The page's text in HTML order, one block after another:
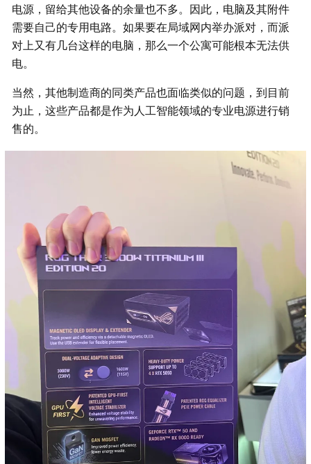
电源，留给其他设备的余量也不多。因此，电脑及其附件
需要自己的专用电路。如果要在局域网内举办派对，而派
对上又有几台这样的电脑，那么一个公寓可能根本无法供
电。
当然，其他制造商的同类产品也面临类似的问题，到目前
为止，这些产品都是作为人工智能领域的专业电源进行销
售的。